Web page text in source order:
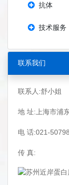
抗体
技术服务
联系我们
联系人:舒小姐
地 址:上海市浦
电 话:021-
传 真: